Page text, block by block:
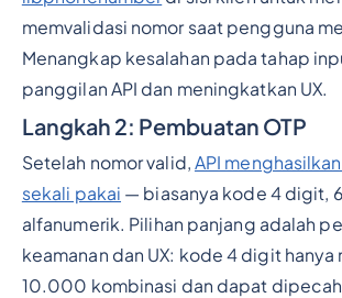
memvalidasi nomor saat pengguna
Menangkap kesalahan pada tahap
panggilan API dan meningkatkan UX.
Langkah 2: Pembuatan OTP
Setelah nomor valid, API
sekali pakai — biasanya kode 4 digit,
alfanumerik. Pilihan panjang adalah
keamanan dan UX: kode 4 digit hanya
10.000 kombinasi dan dapat